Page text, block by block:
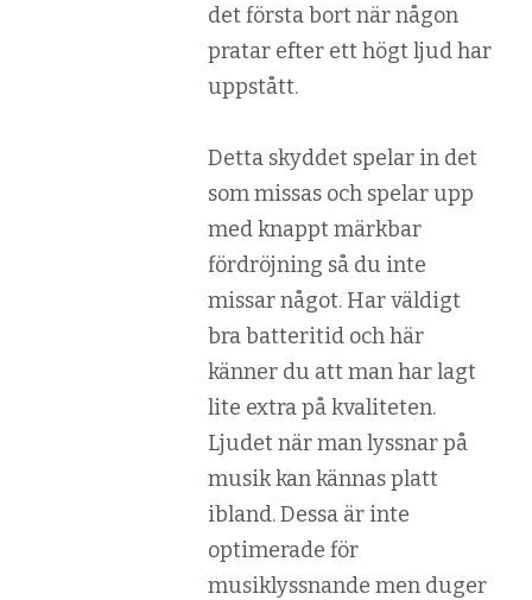
det första bort när någon
pratar efter ett högt ljud har
uppstått.
Detta skyddet spelar in det
som missas och spelar upp
med knappt märkbar
fördröjning så du inte
missar något. Har väldigt
bra batteritid och här
känner du att man har lagt
lite extra på kvaliteten.
Ljudet när man lyssnar på
musik kan kännas platt
ibland. Dessa är inte
optimerade för
musiklyssnande men duger